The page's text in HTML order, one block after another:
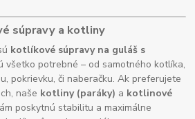
súpravy a kotliny
kotlíkové súpravy na guláš s
všetko potrebné – od samotného kotlíka,
pokrievku, či naberačku. Ak preferujete
naše kotliny (paráky) a kotlinové
poskytnú stabilitu a maximálne